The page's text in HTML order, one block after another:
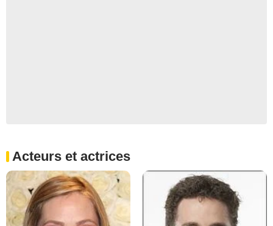
Acteurs et actrices